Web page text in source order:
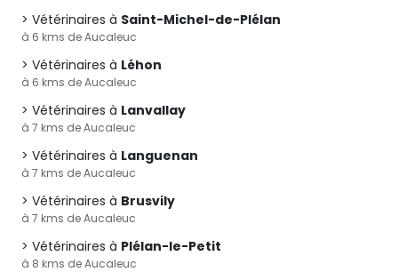
Vétérinaires à Saint-Michel-de-Plélan
à 6 kms de Aucaleuc
Vétérinaires à Léhon
à 6 kms de Aucaleuc
Vétérinaires à Lanvallay
à 7 kms de Aucaleuc
Vétérinaires à Languenan
à 7 kms de Aucaleuc
Vétérinaires à Brusvily
à 7 kms de Aucaleuc
Vétérinaires à Plélan-le-Petit
à 8 kms de Aucaleuc